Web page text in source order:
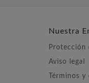
Nuestra
Protección
Aviso legal
Términos